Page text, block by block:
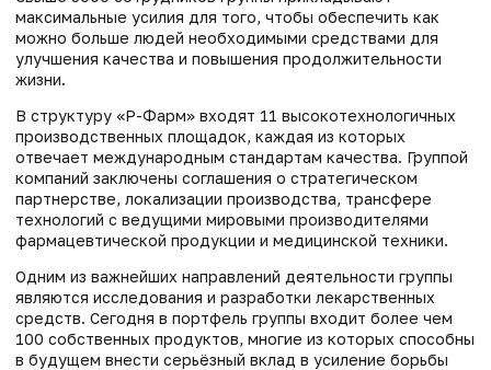
максимальные усилия для того, чтобы обеспечить как
можно больше людей необходимыми средствами для
улучшения качества и повышения продолжительности
жизни.
В структуру «Р-Фарм» входят 11 высокотехнологичных
производственных площадок, каждая из которых
отвечает международным стандартам качества. Группой
компаний заключены соглашения о стратегическом
партнерстве, локализации производства, трансфере
технологий с ведущими мировыми производителями
фармацевтической продукции и медицинской техники.
Одним из важнейших направлений деятельности группы
являются исследования и разработки лекарственных
средств. Сегодня в портфель группы входит более чем
100 собственных продуктов, многие из которых способны
в будущем внести серьёзный вклад в усиление борьбы